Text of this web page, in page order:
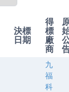
決標
日期
得
標
廠
商
九
福
科